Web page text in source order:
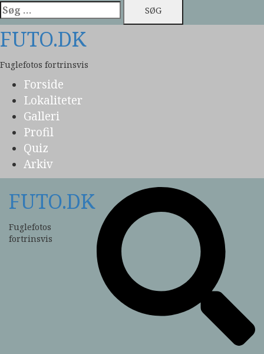
Søg
efter:
FUTO.DK
Fuglefotos fortrinsvis
Forside
Lokaliteter
Galleri
Profil
Quiz
Arkiv
FUTO.DK
Fuglefotos
fortrinsvis